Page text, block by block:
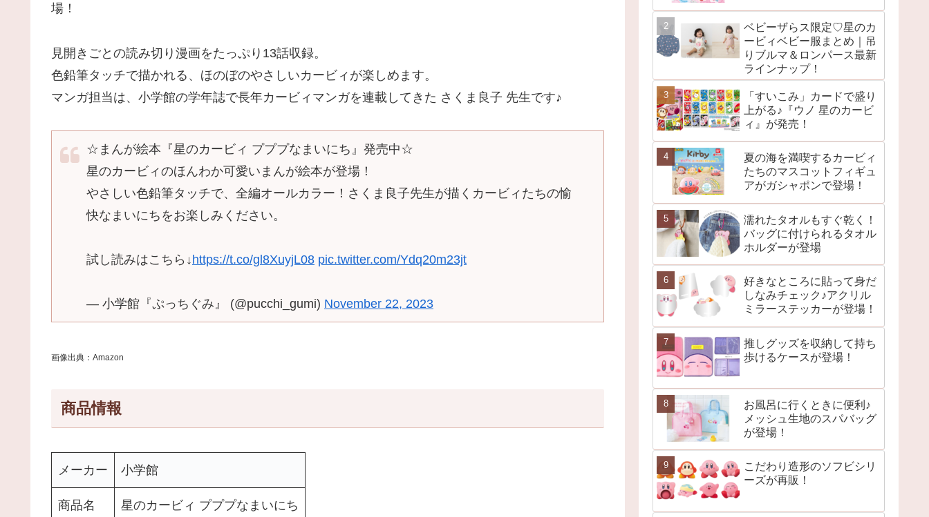
場！
見開きごとの読み切り漫画をたっぷり13話収録。
色鉛筆タッチで描かれる、ほのぼのやさしいカービィが楽しめます。
マンガ担当は、小学館の学年誌で長年カービィマンガを連載してきた さくま良子 先生です♪
☆まんが絵本『星のカービィ プププなまいにち』発売中☆
星のカービィのほんわか可愛いまんが絵本が登場！
やさしい色鉛筆タッチで、全編オールカラー！さくま良子先生が描くカービィたちの愉
快なまいにちをお楽しみください。
試し読みはこちら↓https://t.co/gl8XuyjL08 pic.twitter.com/Ydq20m23jt
— 小学館『ぷっちぐみ』 (@pucchi_gumi) November 22, 2023
画像出典：Amazon
商品情報
メーカー 小学館
商品名 星のカービィ プププなまいにち
ベビーザらス限定♡星のカ
ービィベビー服まとめ｜吊
りブルマ＆ロンパース最新
ラインナップ！
「すいこみ」カードで盛り
上がる♪『ウノ 星のカービ
ィ』が発売！
夏の海を満喫するカービィ
たちのマスコットフィギュ
アがガシャポンで登場！
濡れたタオルもすぐ乾く！
バッグに付けられるタオル
ホルダーが登場
好きなところに貼って身だ
しなみチェック♪アクリル
ミラーステッカーが登場！
推しグッズを収納して持ち
歩けるケースが登場！
お風呂に行くときに便利♪
メッシュ生地のスパバッグ
が登場！
こだわり造形のソフビシリ
ーズが再販！